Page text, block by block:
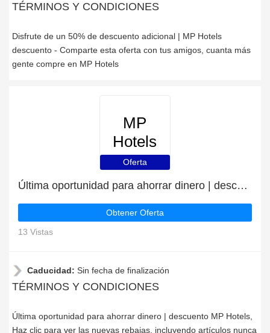
TÉRMINOS Y CONDICIONES
Disfrute de un 50% de descuento adicional | MP Hotels
descuento - Comparte esta oferta con tus amigos, cuanta más
gente compre en MP Hotels
MP
Hotels
Oferta
Última oportunidad para ahorrar dinero | descuento MP Hotels
Obtener Oferta
13 Vistas
Caducidad: Sin fecha de finalización
TÉRMINOS Y CONDICIONES
Última oportunidad para ahorrar dinero | descuento MP Hotels,
Haz clic para ver las nuevas rebajas, incluyendo artículos nunca